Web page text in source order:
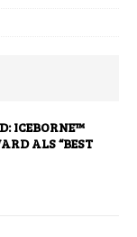
ICEBORNE™
ALS “BEST